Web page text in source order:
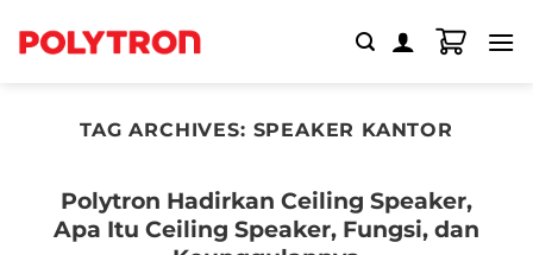
TAG ARCHIVES: SPEAKER KANTOR
Polytron Hadirkan Ceiling Speaker,
Apa Itu Ceiling Speaker, Fungsi, dan